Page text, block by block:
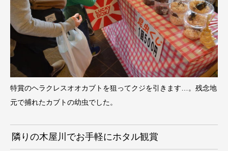
特賞のヘラクレスオオカブトを狙ってクジを引きます…。残念地
元で捕れたカブトの幼虫でした。
隣りの木屋川でお手軽にホタル観賞